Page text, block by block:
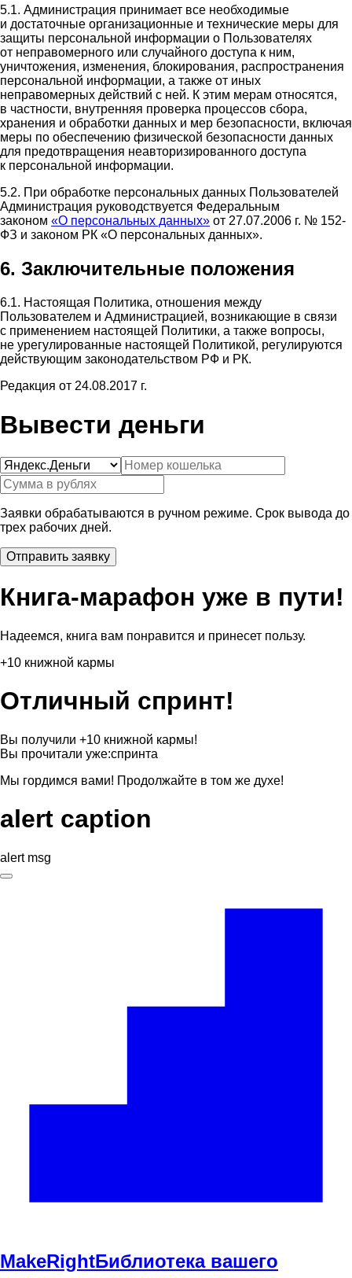
5.1. Администрация принимает все необходимые
и достаточные организационные и технические меры для
защиты персональной информации о Пользователях
от неправомерного или случайного доступа к ним,
уничтожения, изменения, блокирования, распространения
персональной информации, а также от иных
неправомерных действий с ней. К этим мерам относятся,
в частности, внутренняя проверка процессов сбора,
хранения и обработки данных и мер безопасности, включая
меры по обеспечению физической безопасности данных
для предотвращения неавторизированного доступа
к персональной информации.
5.2. При обработке персональных данных Пользователей
Администрация руководствуется Федеральным
законом «О персональных данных» от 27.07.2006 г. № 152-
ФЗ и законом РК «О персональных данных».
6. Заключительные положения
6.1. Настоящая Политика, отношения между
Пользователем и Администрацией, возникающие в связи
с применением настоящей Политики, а также вопросы,
не урегулированные настоящей Политикой, регулируются
действующим законодательством РФ и РК.
Редакция от 24.08.2017 г.
Вывести деньги
Заявки обрабатываются в ручном режиме. Срок вывода до
трех рабочих дней.
Книга-марафон уже в пути!
Надеемся, книга вам понравится и принесет пользу.
+10 книжной кармы
Отличный спринт!
Вы получили +10 книжной кармы!
Вы прочитали уже:спринта
Мы гордимся вами! Продолжайте в том же духе!
alert caption
alert msg
MakeRightБиблиотека вашего